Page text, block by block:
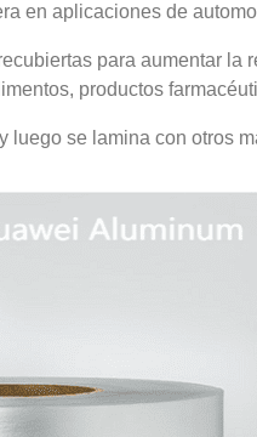
en aplicaciones de
para aumentar la
productos
se lamina con otros